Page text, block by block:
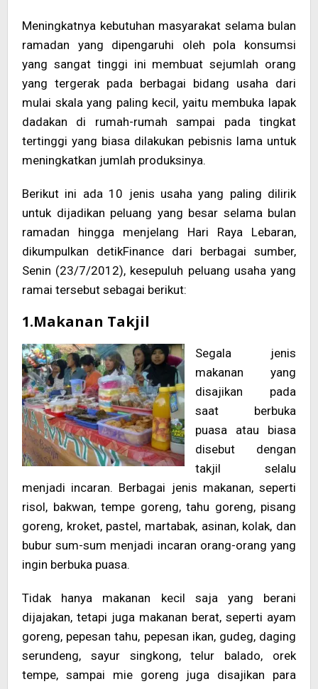
Meningkatnya kebutuhan masyarakat selama bulan
ramadan yang dipengaruhi oleh pola konsumsi
yang sangat tinggi ini membuat sejumlah orang
yang tergerak pada berbagai bidang usaha dari
mulai skala yang paling kecil, yaitu membuka lapak
dadakan di rumah-rumah sampai pada tingkat
tertinggi yang biasa dilakukan pebisnis lama untuk
meningkatkan jumlah produksinya.
Berikut ini ada 10 jenis usaha yang paling dilirik
untuk dijadikan peluang yang besar selama bulan
ramadan hingga menjelang Hari Raya Lebaran,
dikumpulkan detikFinance dari berbagai sumber,
Senin (23/7/2012), kesepuluh peluang usaha yang
ramai tersebut sebagai berikut:
1.Makanan Takjil
Segala jenis
makanan yang
disajikan pada
saat berbuka
puasa atau biasa
disebut dengan
takjil selalu
menjadi incaran. Berbagai jenis makanan, seperti
risol, bakwan, tempe goreng, tahu goreng, pisang
goreng, kroket, pastel, martabak, asinan, kolak, dan
bubur sum-sum menjadi incaran orang-orang yang
ingin berbuka puasa.
Tidak hanya makanan kecil saja yang berani
dijajakan, tetapi juga makanan berat, seperti ayam
goreng, pepesan tahu, pepesan ikan, gudeg, daging
serundeng, sayur singkong, telur balado, orek
tempe, sampai mie goreng juga disajikan para